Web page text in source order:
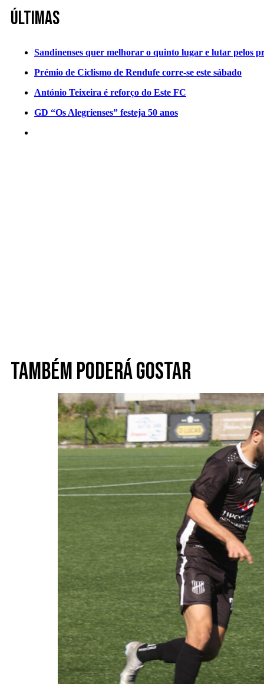
Últimas
Sandinenses quer melhorar o quinto lugar e lutar pelos
Prémio de Ciclismo de Rendufe corre-se este sábado
António Teixeira é reforço do Este FC
GD “Os Alegrienses” festeja 50 anos
Também poderá gostar